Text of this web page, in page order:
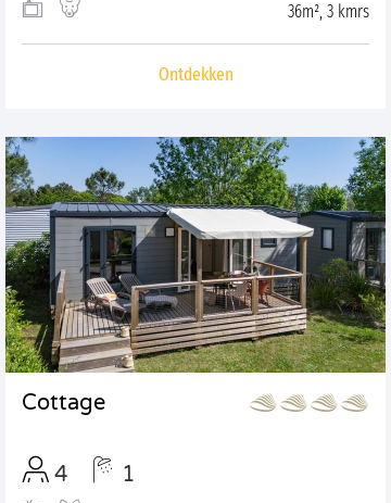
36m², 3 kmrs
Ontdekken
Cottage
4 1